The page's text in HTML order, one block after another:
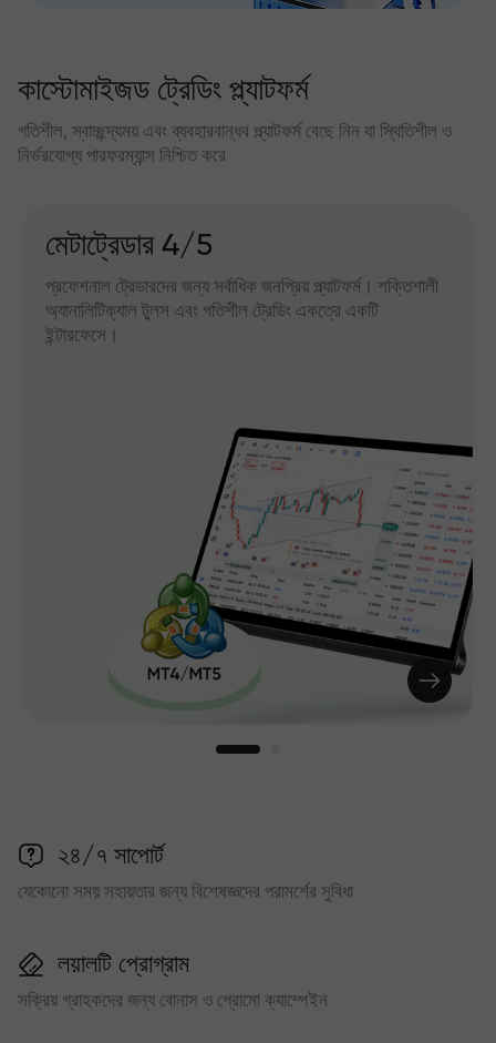
কাস্টোমাইজড ট্রেডিং প্ল্যাটফর্ম
গতিশীল, স্বাচ্ছন্দ্যময় এবং ব্যবহারবান্ধব প্ল্যাটফর্ম বেছে নিন যা স্থিতিশীল ও
নির্ভরযোগ্য পারফরম্যান্স নিশ্চিত করে
মেটাট্রেডার 4/5
প্রফেশনাল ট্রেডারদের জন্য সর্বাধিক জনপ্রিয় প্ল্যাটফর্ম। শক্তিশালী
অ্যানালিটিক্যাল টুলস এবং গতিশীল ট্রেডিং একত্রে একটি
ইন্টারফেসে।
২৪/৭ সাপোর্ট
যেকোনো সময় সহায়তার জন্য বিশেষজ্ঞদের পরামর্শের সুবিধা
লয়ালটি প্রোগ্রাম
সক্রিয় গ্রাহকদের জন্য বোনাস ও প্রোমো ক্যাম্পেইন